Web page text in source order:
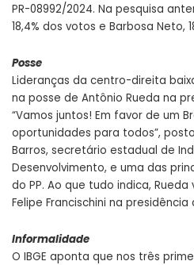
PR-08992/2024. Na pesquisa
18,4% dos votos e Barbosa Neto,
Posse
Lideranças da centro-direita
na posse de Antônio Rueda na
“Vamos juntos! Em favor de um
oportunidades para todos”,
Barros, secretário estadual de
Desenvolvimento, e uma das
do PP. Ao que tudo indica,
Felipe Francischini na
Informalidade
O IBGE aponta que nos três